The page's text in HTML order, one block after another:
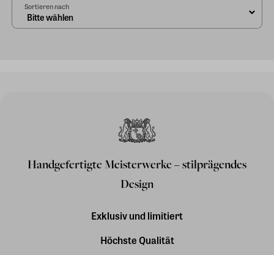
Sortieren nach
Handgefertigte Meisterwerke – stilprägendes
Design
Exklusiv und limitiert
Höchste Qualität